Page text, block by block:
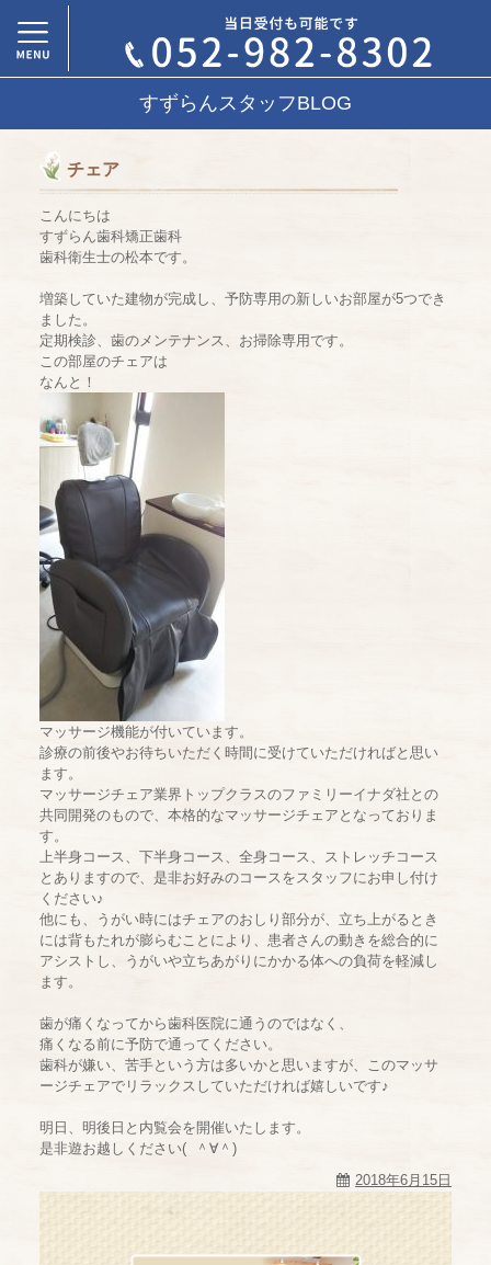
すずらんスタッフBLOG
チェア
こんにちは
すずらん歯科矯正歯科
歯科衛生士の松本です。
増築していた建物が完成し、予防専用の新しいお部屋が5つでき
ました。
定期検診、歯のメンテナンス、お掃除専用です。
この部屋のチェアは
なんと！
マッサージ機能が付いています。
診療の前後やお待ちいただく時間に受けていただければと思い
ます。
マッサージチェア業界トップクラスのファミリーイナダ社との
共同開発のもので、本格的なマッサージチェアとなっておりま
す。
上半身コース、下半身コース、全身コース、ストレッチコース
とありますので、是非お好みのコースをスタッフにお申し付け
ください♪
他にも、うがい時にはチェアのおしり部分が、立ち上がるとき
には背もたれが膨らむことにより、患者さんの動きを総合的に
アシストし、うがいや立ちあがりにかかる体への負荷を軽減し
ます。
歯が痛くなってから歯科医院に通うのではなく、
痛くなる前に予防で通ってください。
歯科が嫌い、苦手という方は多いかと思いますが、このマッサ
ージチェアでリラックスしていただければ嬉しいです♪
明日、明後日と内覧会を開催いたします。
是非遊お越しください( ＾∀＾)
2018年6月15日